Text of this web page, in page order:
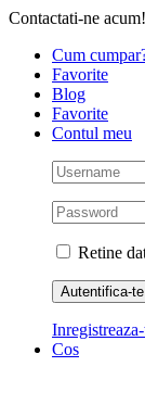
Skip
content
Contactati-ne acum!
Cum
Favorite
Blog
Favorite
Contul meu
Retine
Cos